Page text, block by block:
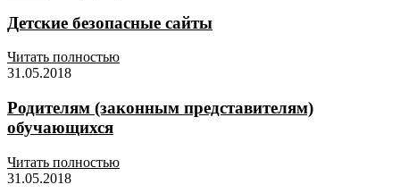
Детские безопасные сайты
Читать полностью
31.05.2018
Родителям (законным представителям)
обучающихся
Читать полностью
31.05.2018